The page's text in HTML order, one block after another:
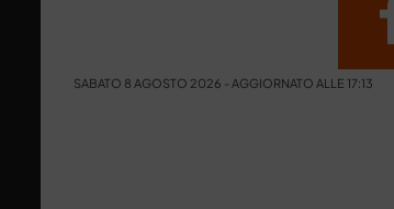
SABATO 8 AGOSTO 2026 - AGGIORNATO ALLE 17:13